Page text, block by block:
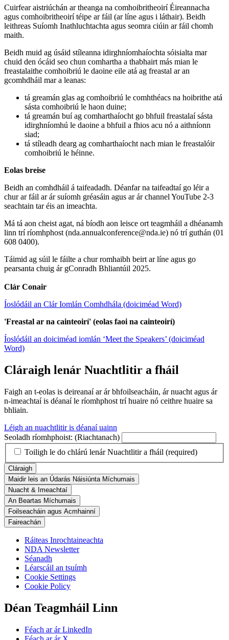
Cuirfear aistriúchán ar theanga na comhoibritheoirí Éireannacha
agus comhoibritheoirí téipe ar fáil (ar líne agus i láthair). Beidh
leithreas Suíomh Inathluchtachta agus seomra ciúin ar fáil chomh
maith.
Beidh muid ag úsáid stíleanna idirghníomhaíochta sóisialta mar
chuid den ócáid seo chun comhartha a thabhairt más mian le
freastalaithe comhoibriú le daoine eile atá ag freastal ar an
gcomhdháil mar a leanas:
tá greamán glas ag comhoibriú le comhthéacs na hoibrithe atá
sásta comhoibriú le haon duine;
tá greamán buí ag comharthaíocht go bhfuil freastalaí sásta
idirghníomhú le daoine a bhfuil a fhios acu nó a aithníonn
siad;
tá stíleadh dearg ag comharthaíocht nach mian le freastalóir
comhoibriú le héinne.
Eolas breise
Beidh an comhdháil á taifeadadh. Déanfar na taifeadtaí go léir a
chur ar fáil ar ár suíomh gréasáin agus ar ár channel YouTube 2-3
seachtain tar éis an imeachta.
Má tá aon cheist agat, ná bíodh aon leisce ort teagmháil a dhéanamh
linn trí ríomhphost (nda.annualconference@nda.ie) nó trí guthán (01
608 0400).
Táimid ag súil le fáilte a chur romhaibh beirt ar líne agus go
pearsanta chuig ár gConradh Bhliantúil 2025.
Clár Conair
Íoslódáil an Clár Iomlán Comhdhála (doiciméad Word)
'Freastal ar na cainteoirí' (eolas faoi na cainteoirí)
Íoslódáil an doiciméad iomlán ‘Meet the Speakers’ (doiciméad
Word)
Cláraigh lenár Nuachtlitir a fháil
Faigh an t-eolas is deireanaí ar ár bhfoilseacháin, ár nuacht agus ár
n-imeachtaí is déanaí le ríomhphost trí huaire nó ceithre huaire sa
bhliain.
Léigh an nuachtlitir is déanaí uainn
Seoladh ríomhphoist: (Riachtanach)
Toiligh le do chlárú lenár Nuachtlitir a fháil (required)
Cláraigh
Maidir leis an Údarás Náisiúnta Míchumais
Nuacht & Imeachtaí
An Beartas Míchumais
Foilseacháin agus Acmhainní
Faireachán
Ráiteas Inrochtaineachta
NDA Newsletter
Séanadh
Léarscáil an tsuímh
Cookie Settings
Cookie Policy
Déan Teagmháil Linn
Féach ar ár LinkedIn